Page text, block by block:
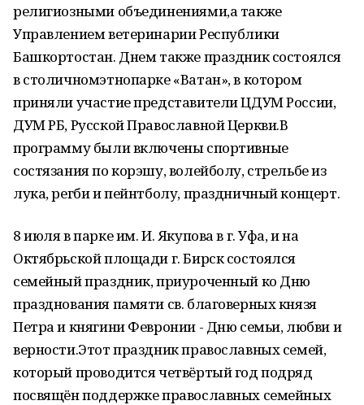
религиозными объединениями,а также
Управлением ветеринарии Республики
Башкортостан. Днем также праздник состоялся
в столичномэтнопарке «Ватан», в котором
приняли участие представители ЦДУМ России,
ДУМ РБ, Русской Православной Церкви.В
программу были включены спортивные
состязания по корэшу, волейболу, стрельбе из
лука, регби и пейнтболу, праздничный концерт.
8 июля в парке им. И. Якупова в г. Уфа, и на
Октябрьской площади г. Бирск состоялся
семейный праздник, приуроченный ко Дню
празднования памяти св. благоверных князя
Петра и княгини Февронии - Дню семьи, любви и
верности.Этот праздник православных семей,
который проводится четвёртый год подряд
посвящён поддержке православных семейных